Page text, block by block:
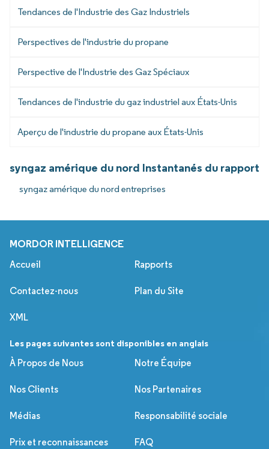
Tendances de l'Industrie des Gaz Industriels
Perspectives de l'industrie du propane
Perspective de l'Industrie des Gaz Spéciaux
Tendances de l'industrie du gaz industriel aux États-Unis
Aperçu de l'industrie du propane aux États-Unis
syngaz amérique du nord Instantanés du rapport
syngaz amérique du nord entreprises
MORDOR INTELLIGENCE
Accueil Rapports
Contactez-nous Plan du Site
XML
Les pages suivantes sont disponibles en anglais
À Propos de Nous
Notre Équipe
Nos Clients Nos Partenaires
Médias Responsabilité sociale
Prix et reconnaissances FAQ